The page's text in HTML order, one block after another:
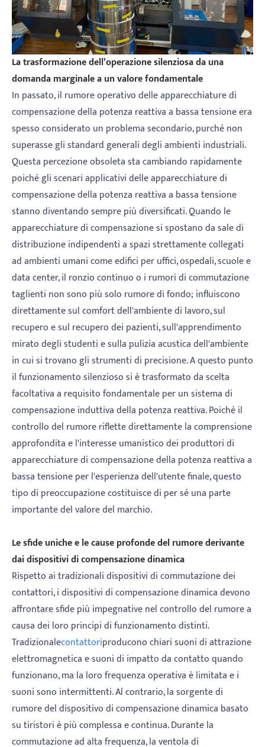
La trasformazione dell’operazione silenziosa da una
domanda marginale a un valore fondamentale
In passato, il rumore operativo delle apparecchiature di
compensazione della potenza reattiva a bassa tensione era
spesso considerato un problema secondario, purché non
superasse gli standard generali degli ambienti industriali.
Questa percezione obsoleta sta cambiando rapidamente
poiché gli scenari applicativi delle apparecchiature di
compensazione della potenza reattiva a bassa tensione
stanno diventando sempre più diversificati. Quando le
apparecchiature di compensazione si spostano da sale di
distribuzione indipendenti a spazi strettamente collegati
ad ambienti umani come edifici per uffici, ospedali, scuole e
data center, il ronzio continuo o i rumori di commutazione
taglienti non sono più solo rumore di fondo; influiscono
direttamente sul comfort dell'ambiente di lavoro, sul
recupero e sul recupero dei pazienti, sull'apprendimento
mirato degli studenti e sulla pulizia acustica dell'ambiente
in cui si trovano gli strumenti di precisione. A questo punto
il funzionamento silenzioso si è trasformato da scelta
facoltativa a requisito fondamentale per un sistema di
compensazione induttiva della potenza reattiva. Poiché il
controllo del rumore riflette direttamente la comprensione
approfondita e l'interesse umanistico dei produttori di
apparecchiature di compensazione della potenza reattiva a
bassa tensione per l'esperienza dell'utente finale, questo
tipo di preoccupazione costituisce di per sé una parte
importante del valore del marchio.
Le sfide uniche e le cause profonde del rumore derivante
dai dispositivi di compensazione dinamica
Rispetto ai tradizionali dispositivi di commutazione dei
contattori, i dispositivi di compensazione dinamica devono
affrontare sfide più impegnative nel controllo del rumore a
causa dei loro principi di funzionamento distinti.
Tradizionalecontattoriproducono chiari suoni di attrazione
elettromagnetica e suoni di impatto da contatto quando
funzionano, ma la loro frequenza operativa è limitata e i
suoni sono intermittenti. Al contrario, la sorgente di
rumore del dispositivo di compensazione dinamica basato
su tiristori è più complessa e continua. Durante la
commutazione ad alta frequenza, la ventola di